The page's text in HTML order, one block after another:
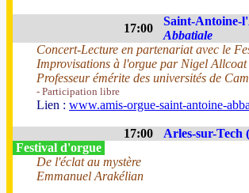
17:00
Saint-Antoine-
Abbatiale
Concert-Lecture en partenariat avec le
Improvisations à l'orgue par Nigel Allcoat
Professeur émérite des universités de
- Participation libre
Lien : www.amis-orgue-saint-antoine-
17:00
Arles-sur-Tech
Festival d'orgue
De l'éclat au mystère
Emmanuel Arakélian